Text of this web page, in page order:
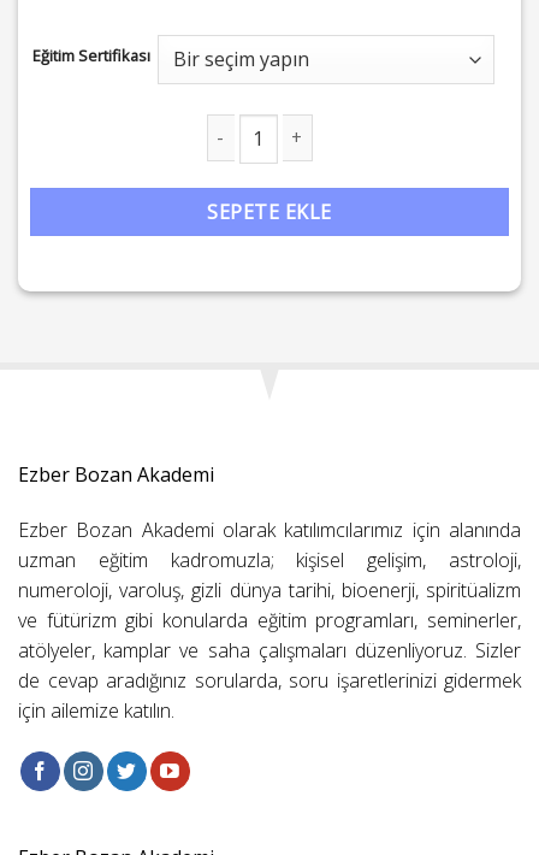
Eğitim Sertifikası
SEPETE EKLE
Ezber Bozan Akademi
Ezber Bozan Akademi olarak katılımcılarımız için alanında
uzman eğitim kadromuzla; kişisel gelişim, astroloji,
numeroloji, varoluş, gizli dünya tarihi, bioenerji, spiritüalizm
ve fütürizm gibi konularda eğitim programları, seminerler,
atölyeler, kamplar ve saha çalışmaları düzenliyoruz. Sizler
de cevap aradığınız sorularda, soru işaretlerinizi gidermek
için ailemize katılın.